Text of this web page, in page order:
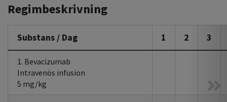
Regimbeskrivning
Substans / Dag 1 2 3
1. Bevacizumab
Intravenös infusion
5 mg/kg